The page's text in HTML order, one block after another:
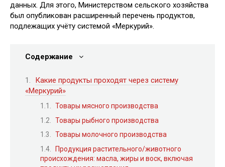
данных. Для этого, Министерством сельского хозяйства
был опубликован расширенный перечень продуктов,
подлежащих учёту системой «Меркурий».
Содержание
Какие продукты проходят через систему
«Меркурий»
Товары мясного производства
Товары рыбного производства
Товары молочного производства
Продукция растительного/животного
происхождения: масла, жиры и воск, включая